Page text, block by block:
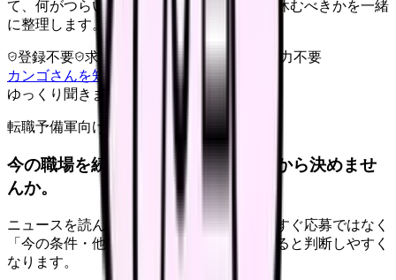
て、何がつらいのか、辞めるべきか、少し休むべきかを一緒
に整理します。
登録不要 求人押し売りなし
病院名は入力不要
カンゴさんを知ってから相談する
ゆっくり聞きます
転職予備軍向け
今の職場を続けるか、条件を比べてから決めませ
んか。
ニュースを読んで不安が強くなった時は、すぐ応募ではなく
「今の条件・他の選択肢・相談先」を分けると判断しやすく
なります。